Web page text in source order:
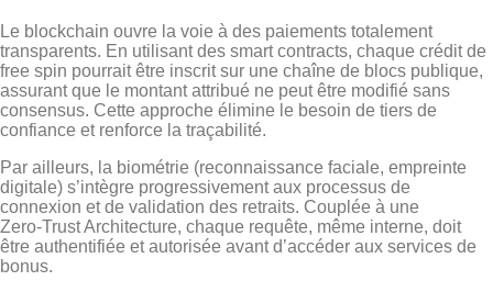
Le blockchain ouvre la voie à des paiements totalement
transparents. En utilisant des smart contracts, chaque crédit de
free spin pourrait être inscrit sur une chaîne de blocs publique,
assurant que le montant attribué ne peut être modifié sans
consensus. Cette approche élimine le besoin de tiers de
confiance et renforce la traçabilité.
Par ailleurs, la biométrie (reconnaissance faciale, empreinte
digitale) s’intègre progressivement aux processus de
connexion et de validation des retraits. Couplée à une
Zero‑Trust Architecture, chaque requête, même interne, doit
être authentifiée et autorisée avant d’accéder aux services de
bonus.